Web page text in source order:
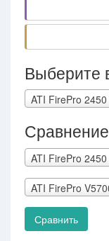
Выберите
ATI FirePro
ATI FirePro
ATI FirePro
Сравнить